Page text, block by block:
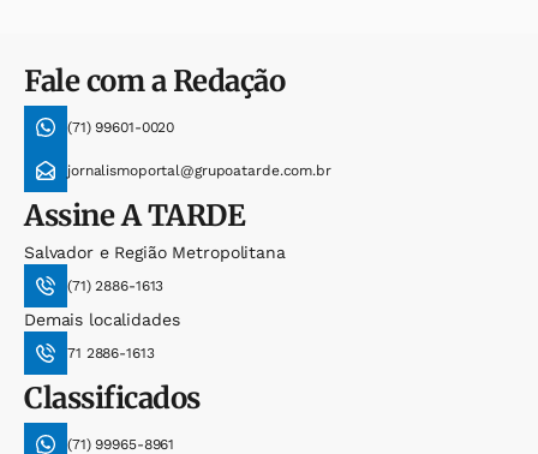
Fale com a Redação
(71) 99601-0020
jornalismoportal@grupoatarde.com.br
AssineA TARDE
Salvador e Região Metropolitana
(71) 2886-1613
Demais localidades
71 2886-1613
Classificados
(71) 99965-8961